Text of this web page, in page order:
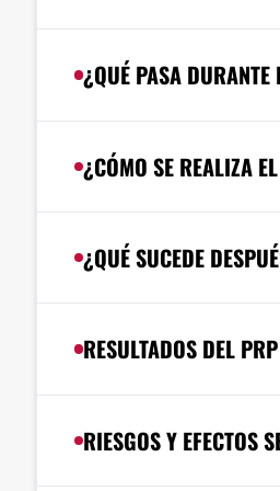
¿QUÉ PASA
¿CÓMO SE REALIZA
¿QUÉ SUCEDE
RESULTADOS DEL PRP
RIESGOS Y EFECTOS